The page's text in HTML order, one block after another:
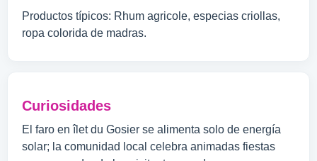
Productos típicos: Rhum agricole, especias criollas,
ropa colorida de madras.
Curiosidades
El faro en îlet du Gosier se alimenta solo de energía
solar; la comunidad local celebra animadas fiestas